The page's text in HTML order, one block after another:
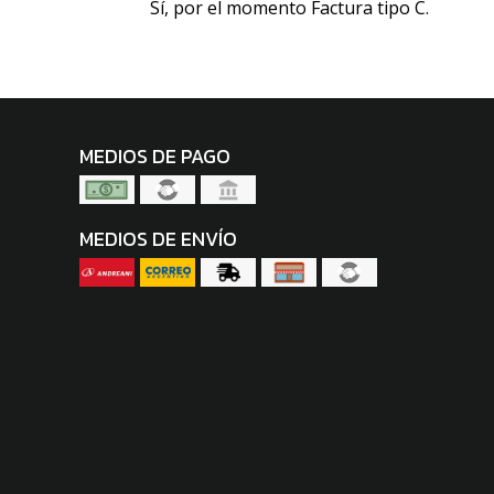
Sí, por el momento Factura tipo C.
MEDIOS DE PAGO
MEDIOS DE ENVÍO